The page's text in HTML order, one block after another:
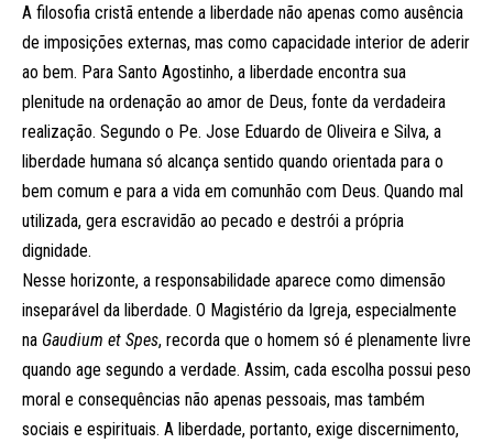
A filosofia cristã entende a liberdade não apenas como ausência
de imposições externas, mas como capacidade interior de aderir
ao bem. Para Santo Agostinho, a liberdade encontra sua
plenitude na ordenação ao amor de Deus, fonte da verdadeira
realização. Segundo o Pe. Jose Eduardo de Oliveira e Silva, a
liberdade humana só alcança sentido quando orientada para o
bem comum e para a vida em comunhão com Deus. Quando mal
utilizada, gera escravidão ao pecado e destrói a própria
dignidade.
Nesse horizonte, a responsabilidade aparece como dimensão
inseparável da liberdade. O Magistério da Igreja, especialmente
na Gaudium et Spes, recorda que o homem só é plenamente livre
quando age segundo a verdade. Assim, cada escolha possui peso
moral e consequências não apenas pessoais, mas também
sociais e espirituais. A liberdade, portanto, exige discernimento,